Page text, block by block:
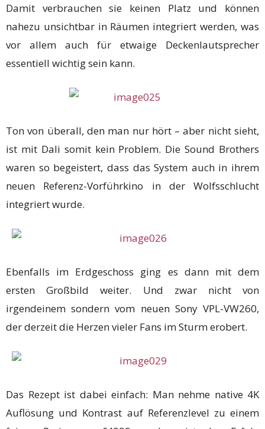
Damit verbrauchen sie keinen Platz und können
nahezu unsichtbar in Räumen integriert werden, was
vor allem auch für etwaige Deckenlautsprecher
essentiell wichtig sein kann.
Ton von überall, den man nur hört – aber nicht sieht,
ist mit Dali somit kein Problem. Die Sound Brothers
waren so begeistert, dass das System auch in ihrem
neuen Referenz-Vorführkino in der Wolfsschlucht
integriert wurde.
Ebenfalls im Erdgeschoss ging es dann mit dem
ersten Großbild weiter. Und zwar nicht von
irgendeinem sondern vom neuen Sony VPL-VW260,
der derzeit die Herzen vieler Fans im Sturm erobert.
Das Rezept ist dabei einfach: Man nehme native 4K
Auflösung und Kontrast auf Referenzlevel zu einem